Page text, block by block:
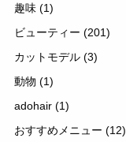
趣味 (1)
ビューティー (201)
カットモデル (3)
動物 (1)
adohair (1)
おすすめメニュー (12)